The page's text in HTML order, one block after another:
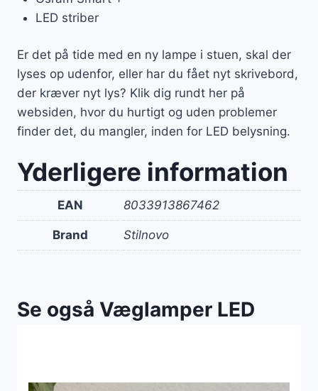
LED striber
Er det på tide med en ny lampe i stuen, skal der
lyses op udenfor, eller har du fået nyt skrivebord,
der kræver nyt lys? Klik dig rundt her på
websiden, hvor du hurtigt og uden problemer
finder det, du mangler, inden for LED belysning.
Yderligere information
EAN 8033913867462
Brand Stilnovo
Se også Væglamper LED